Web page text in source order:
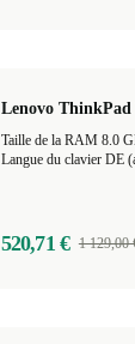
Lenovo ThinkPad
Taille de la RAM 8.0
Langue du clavier DE
520,71 € 1 129,00